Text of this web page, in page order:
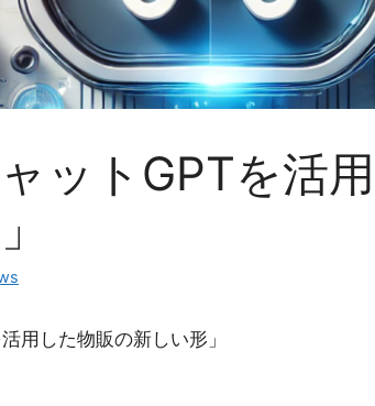
ャットGPTを活
用した物販の新しい形」